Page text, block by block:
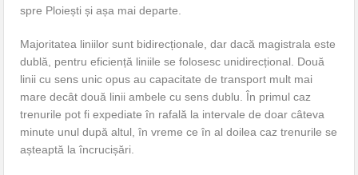
spre Ploiești și așa mai departe.
Majoritatea liniilor sunt bidirecționale, dar dacă magistrala este
dublă, pentru eficiență liniile se folosesc unidirecțional. Două
linii cu sens unic opus au capacitate de transport mult mai
mare decât două linii ambele cu sens dublu. În primul caz
trenurile pot fi expediate în rafală la intervale de doar câteva
minute unul după altul, în vreme ce în al doilea caz trenurile se
așteaptă la încrucișări.